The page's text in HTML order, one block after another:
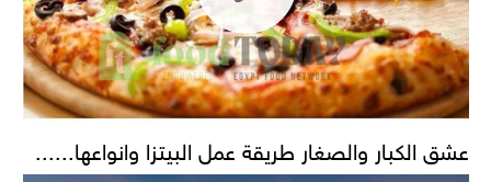
عشق الكبار والصغار طريقة عمل البيتزا وانواعها......